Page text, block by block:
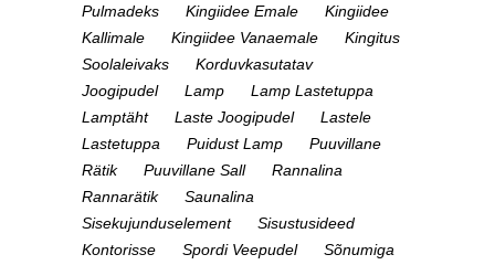
Pulmadeks
Kingiidee Emale
Kingiidee
Kallimale
Kingiidee Vanaemale
Kingitus
Soolaleivaks
Korduvkasutatav
Joogipudel
Lamp
Lamp Lastetuppa
Lamptäht
Laste Joogipudel
Lastele
Lastetuppa
Puidust Lamp
Puuvillane
Rätik
Puuvillane Sall
Rannalina
Rannarätik
Saunalina
Sisekujunduselement
Sisustusideed
Kontorisse
Spordi Veepudel
Sõnumiga